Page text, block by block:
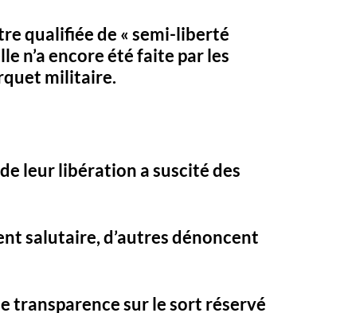
qualifiée de « semi-liberté
n’a encore été faite par les
militaire.
leur libération a suscité des
salutaire, d’autres dénoncent
transparence sur le sort réservé